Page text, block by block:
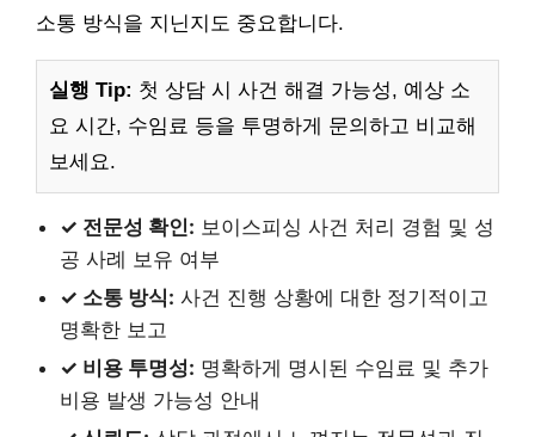
소통 방식을 지닌지도 중요합니다.
실행 Tip: 첫 상담 시 사건 해결 가능성, 예상 소
요 시간, 수임료 등을 투명하게 문의하고 비교해
보세요.
✓ 전문성 확인: 보이스피싱 사건 처리 경험 및 성
공 사례 보유 여부
✓ 소통 방식: 사건 진행 상황에 대한 정기적이고
명확한 보고
✓ 비용 투명성: 명확하게 명시된 수임료 및 추가
비용 발생 가능성 안내